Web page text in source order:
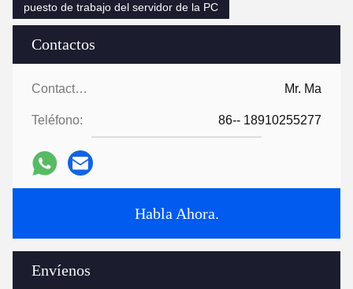
Contactos
Contactos: Mr. Ma
Teléfono: 86-- 18910255277
Habla Ahora.
Envíenos
puesto de trabajo del servidor de la PC